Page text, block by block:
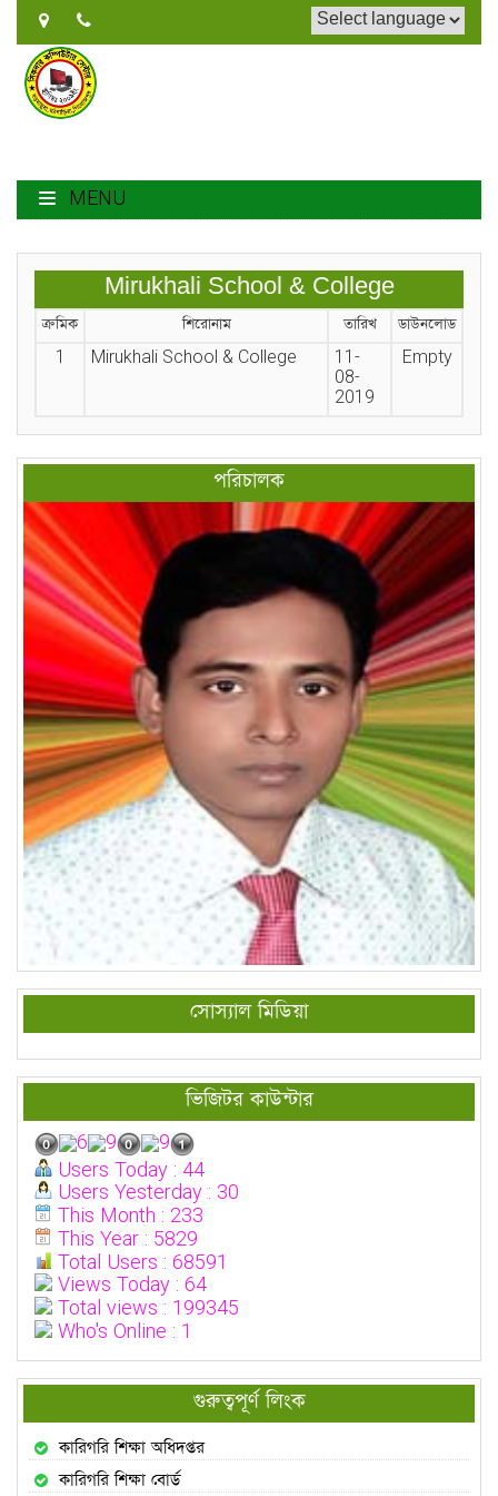
MENU
Mirukhali School & College
ক্রমিক শিরোনাম তারিখ
ডাউনলোড
1
Mirukhali School & College
11-
08-
2019
Empty
পরিচালক
সোস্যাল মিডিয়া
ভিজিটর কাউন্টার
Users Today : 44
Users Yesterday : 30
This Month : 233
This Year : 5829
Total Users : 68591
Views Today : 64
Total views : 199345
Who's Online : 1
গুরুত্বপূর্ণ লিংক
কারিগরি শিক্ষা অধিদপ্তর
কারিগরি শিক্ষা বোর্ড